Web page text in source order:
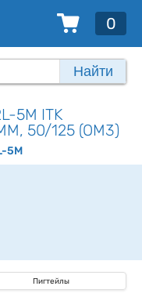
0
Найти
5M ITK
50/125 (OM3)
5M
Пигтейлы